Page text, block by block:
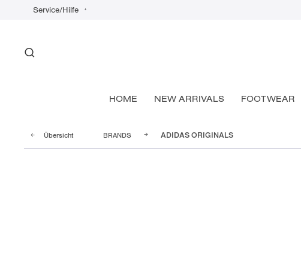
Service/Hilfe
HOME NEW ARRIVALS FOOTWEAR
Übersicht BRANDS ADIDAS ORIGINALS